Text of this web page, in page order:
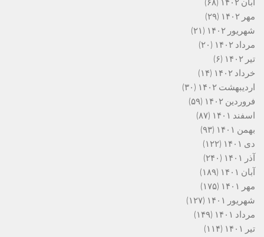
آبان ۱۴۰۲
(۶۸)
مهر ۱۴۰۲
(۲۹)
شهریور ۱۴۰۲
(۲۱)
مرداد ۱۴۰۲
(۲۰)
تیر ۱۴۰۲
(۶)
خرداد ۱۴۰۲
(۱۴)
اردیبهشت ۱۴۰۲
(۳۰)
فروردین ۱۴۰۲
(۵۹)
اسفند ۱۴۰۱
(۸۷)
بهمن ۱۴۰۱
(۹۳)
دی ۱۴۰۱
(۱۲۲)
آذر ۱۴۰۱
(۲۴۰)
آبان ۱۴۰۱
(۱۸۹)
مهر ۱۴۰۱
(۱۷۵)
شهریور ۱۴۰۱
(۱۲۷)
مرداد ۱۴۰۱
(۱۴۹)
تیر ۱۴۰۱
(۱۱۴)